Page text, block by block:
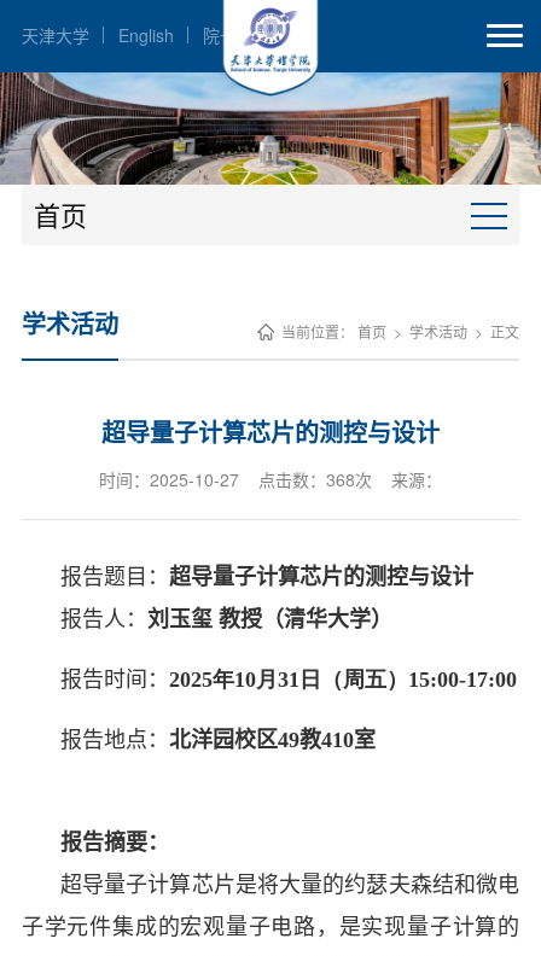
天津大学 English 院长邮箱
首页
当前位置：首页 >学术活动 > 正文
学术活动
超导量子计算芯片的测控与设计
时间：2025-10-27 点击数： 368次 来源：
报告题目： 超导量子计算芯片的测控与设计
报告人： 刘玉玺 教授（清华大学）
报告时间： 2025年10月31日（周五）15:00-17:00
报告地点： 北洋园校区49教410室
报告摘要：
超导量子计算芯片是将大量的约瑟夫森结和微电
子学元件集成的宏观量子电路，是实现量子计算的